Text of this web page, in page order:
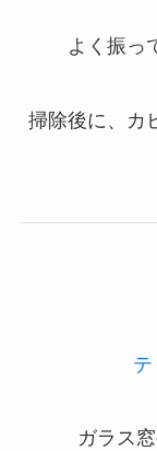
よく振っ
掃除後に、カ
ガラス